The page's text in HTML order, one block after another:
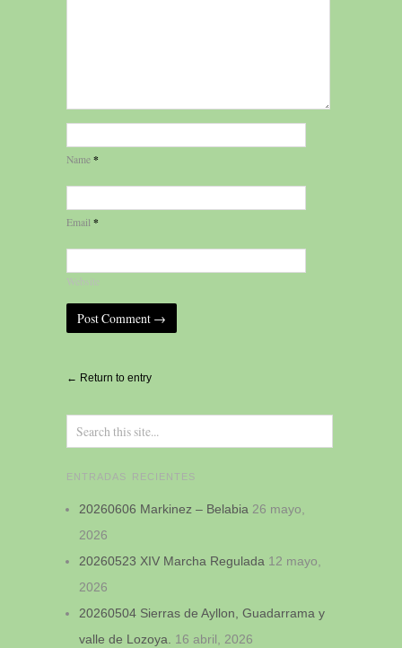
Name *
Email *
Website
Alternative:
← Return to entry
ENTRADAS RECIENTES
20260606 Markinez – Belabia 26 mayo,
2026
20260523 XIV Marcha Regulada 12 mayo,
2026
20260504 Sierras de Ayllon, Guadarrama y
valle de Lozoya.
16 abril, 2026